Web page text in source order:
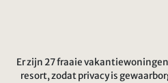
Er zijn 27 fraaie
resort, zodat privacy is